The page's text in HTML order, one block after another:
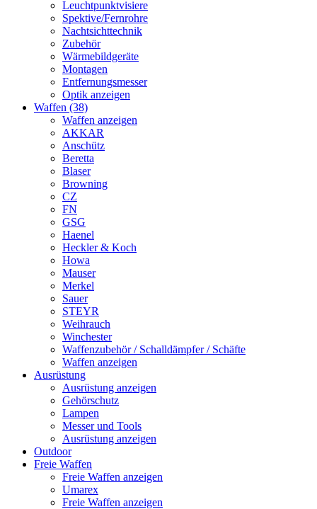
Leuchtpunktvisiere
Spektive/Fernrohre
Nachtsichttechnik
Zubehör
Wärmebildgeräte
Montagen
Entfernungsmesser
Optik anzeigen
Waffen (38)
Waffen anzeigen
AKKAR
Anschütz
Beretta
Blaser
Browning
CZ
FN
GSG
Haenel
Heckler & Koch
Howa
Mauser
Merkel
Sauer
STEYR
Weihrauch
Winchester
Waffenzubehör / Schalldämpfer / Schäfte
Waffen anzeigen
Ausrüstung
Ausrüstung anzeigen
Gehörschutz
Lampen
Messer und Tools
Ausrüstung anzeigen
Outdoor
Freie Waffen
Freie Waffen anzeigen
Umarex
Freie Waffen anzeigen